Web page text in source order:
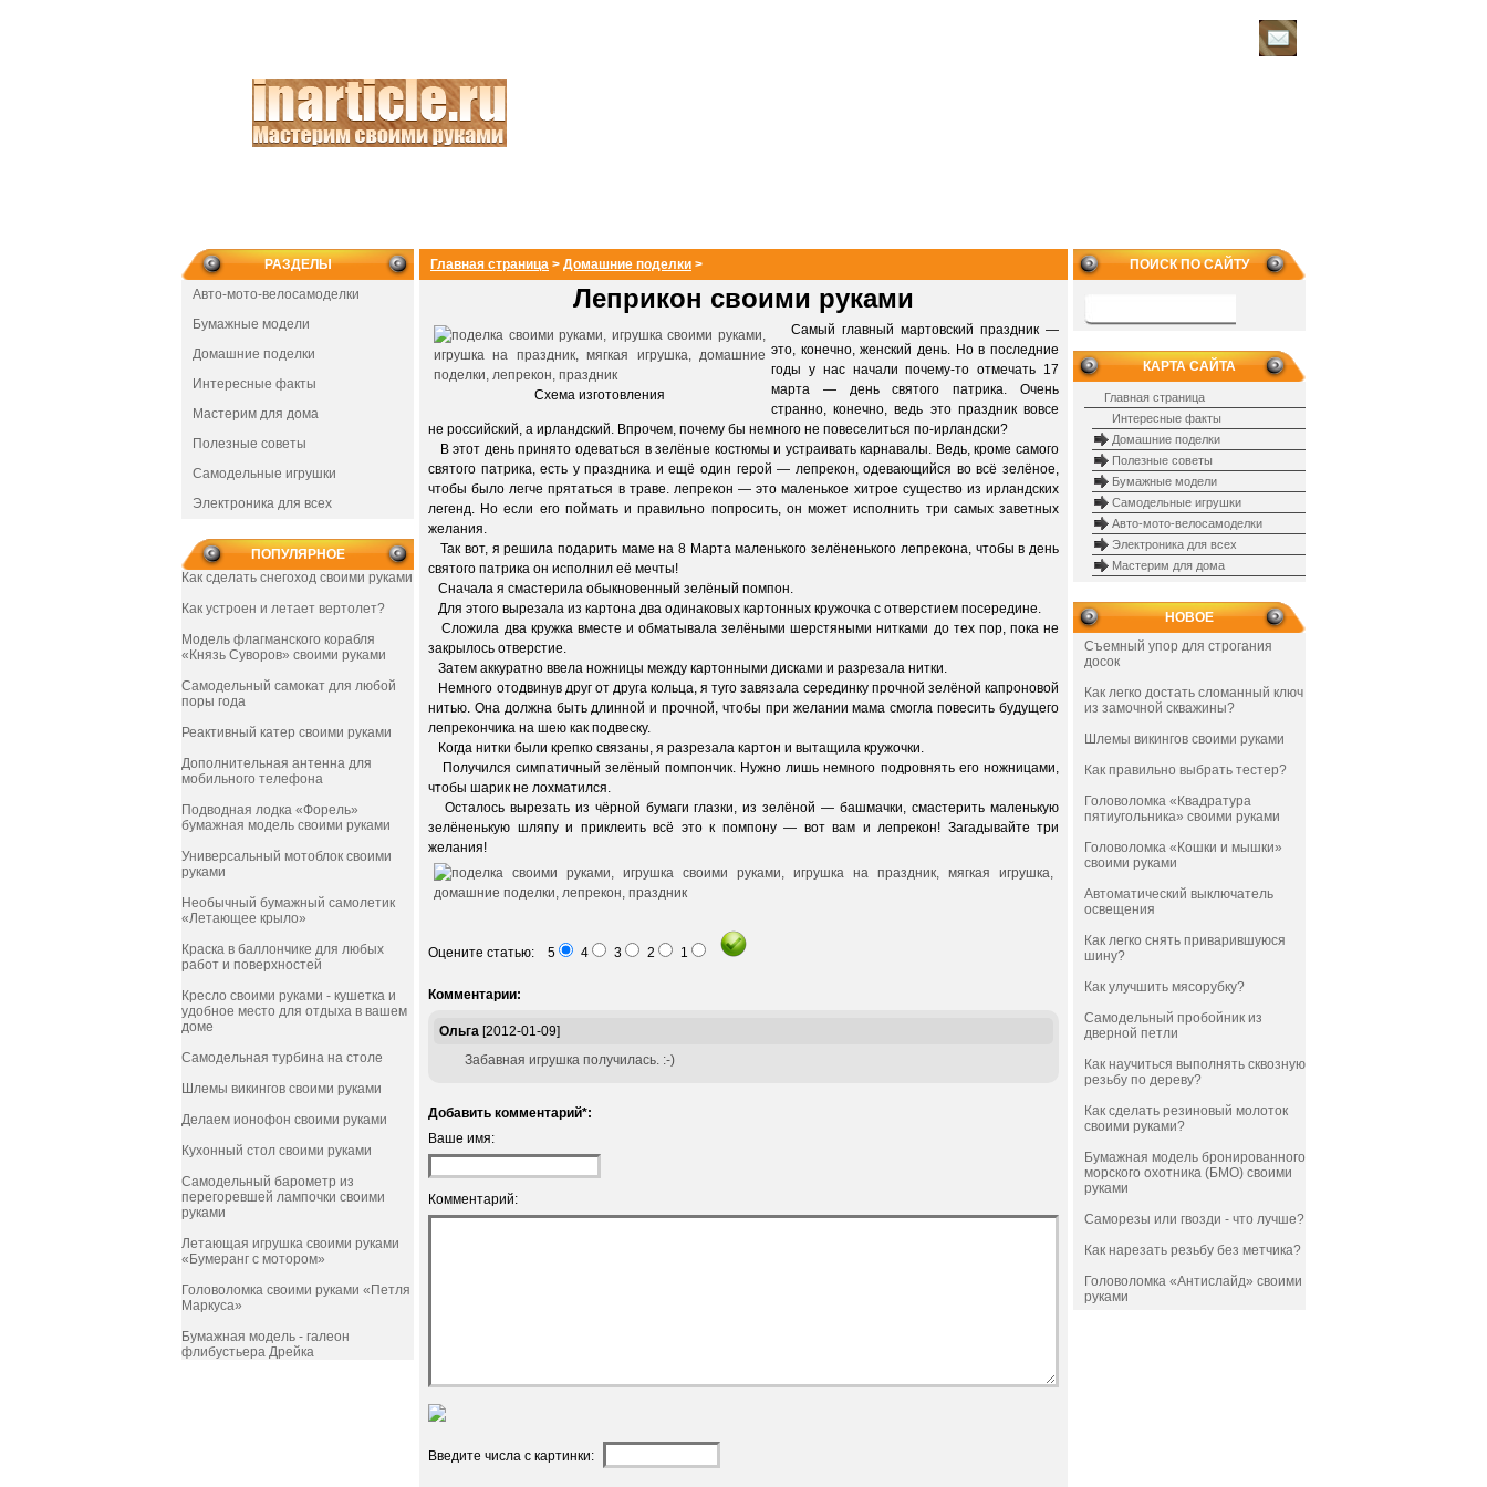
РАЗДЕЛЫ
Авто-мото-велосамоделки
Бумажные модели
Домашние поделки
Интересные факты
Мастерим для дома
Полезные советы
Самодельные игрушки
Электроника для всех
ПОПУЛЯРНОЕ
Как сделать снегоход своими руками
Как устроен и летает вертолет?
Модель флагманского корабля
«Князь Суворов» своими руками
Самодельный самокат для любой
поры года
Реактивный катер своими руками
Дополнительная антенна для
мобильного телефона
Подводная лодка «Форель»
бумажная модель своими руками
Универсальный мотоблок своими
руками
Необычный бумажный самолетик
«Летающее крыло»
Краска в баллончике для любых
работ и поверхностей
Кресло своими руками - кушетка и
удобное место для отдыха в вашем
доме
Самодельная турбина на столе
Шлемы викингов своими руками
Делаем ионофон своими руками
Кухонный стол своими руками
Самодельный барометр из
перегоревшей лампочки своими
руками
Летающая игрушка своими руками
«Бумеранг с мотором»
Головоломка своими руками «Петля
Маркуса»
Бумажная модель - галеон
флибустьера Дрейка
Главная страница > Домашние поделки >
Леприкон своими руками
Схема изготовления
Самый главный мартовский праздник —
это, конечно, женский день. Но в последние
годы у нас начали почему-то отмечать 17
марта — день святого патрика. Очень
странно, конечно, ведь это праздник вовсе
не российский, а ирландский. Впрочем, почему бы немного не повеселиться по-ирландски?
В этот день принято одеваться в зелёные костюмы и устраивать карнавалы. Ведь, кроме самого
святого патрика, есть у праздника и ещё один герой — лепрекон, одевающийся во всё зелёное,
чтобы было легче прятаться в траве. лепрекон — это маленькое хитрое существо из ирландских
легенд. Но если его поймать и правильно попросить, он может исполнить три самых заветных
желания.
Так вот, я решила подарить маме на 8 Марта маленького зелёненького лепрекона, чтобы в день
святого патрика он исполнил её мечты!
Сначала я смастерила обыкновенный зелёный помпон.
Для этого вырезала из картона два одинаковых картонных кружочка с отверстием посередине.
Сложила два кружка вместе и обматывала зелёными шерстяными нитками до тех пор, пока не
закрылось отверстие.
Затем аккуратно ввела ножницы между картонными дисками и разрезала нитки.
Немного отодвинув друг от друга кольца, я туго завязала серединку прочной зелёной капроновой
нитью. Она должна быть длинной и прочной, чтобы при желании мама смогла повесить будущего
лепрекончика на шею как подвеску.
Когда нитки были крепко связаны, я разрезала картон и вытащила кружочки.
Получился симпатичный зелёный помпончик. Нужно лишь немного подровнять его ножницами,
чтобы шарик не лохматился.
Осталось вырезать из чёрной бумаги глазки, из зелёной — башмачки, смастерить маленькую
зелёненькую шляпу и приклеить всё это к помпону — вот вам и лепрекон! Загадывайте три
желания!
Оцените статью: 5 4 3 2 1
Комментарии:
Ольга [2012-01-09]
Забавная игрушка получилась. :-)
Добавить комментарий*:
Ваше имя:
Комментарий:
Введите числа с картинки:
ПОИСК ПО САЙТУ
КАРТА САЙТА
Главная страница
Интересные факты
Домашние поделки
Полезные советы
Бумажные модели
Самодельные игрушки
Авто-мото-велосамоделки
Электроника для всех
Мастерим для дома
НОВОЕ
Съемный упор для строгания
досок
Как легко достать сломанный ключ
из замочной скважины?
Шлемы викингов своими руками
Как правильно выбрать тестер?
Головоломка «Квадратура
пятиугольника» своими руками
Головоломка «Кошки и мышки»
своими руками
Автоматический выключатель
освещения
Как легко снять приварившуюся
шину?
Как улучшить мясорубку?
Самодельный пробойник из
дверной петли
Как научиться выполнять сквозную
резьбу по дереву?
Как сделать резиновый молоток
своими руками?
Бумажная модель бронированного
морского охотника (БМО) своими
руками
Саморезы или гвозди - что лучше?
Как нарезать резьбу без метчика?
Головоломка «Антислайд» своими
руками